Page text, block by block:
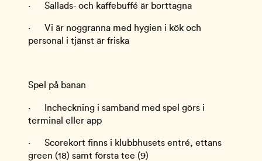
·      Sallads- och kaffebuffé är borttagna
·      Vi är noggranna med hygien i kök och
personal i tjänst är friska
Spel på banan
·      Incheckning i samband med spel görs i
terminal eller app
·      Scorekort finns i klubbhusets entré, ettans
green (18) samt första tee (9)